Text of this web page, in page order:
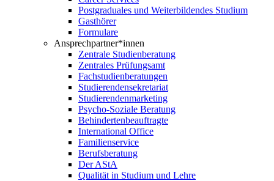
Postgraduales und Weiterbildendes Studium
Gasthörer
Formulare
Ansprechpartner*innen
Zentrale Studienberatung
Zentrales Prüfungsamt
Fachstudienberatungen
Studierendensekretariat
Studierendenmarketing
Psycho-Soziale Beratung
Behindertenbeauftragte
International Office
Familienservice
Berufsberatung
Der AStA
Qualität in Studium und Lehre